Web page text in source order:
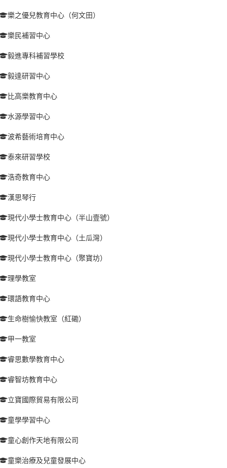
樂之優兒教育中心（何文田）
樂民補習中心
毅進專科補習學校
毅達研習中心
比高樂教育中心
水源學習中心
波希藝術培育中心
泰來研習學校
浩奇教育中心
漢思琴行
現代小學士教育中心（半山壹號）
現代小學士教育中心（土瓜灣）
現代小學士教育中心（聚寶坊）
理學教室
環語教育中心
生命樹愉快教室（紅磡）
甲一教室
睿思數學教育中心
睿智坊教育中心
立寶國際貿易有限公司
童學學習中心
童心創作天地有限公司
童樂治療及兒童發展中心